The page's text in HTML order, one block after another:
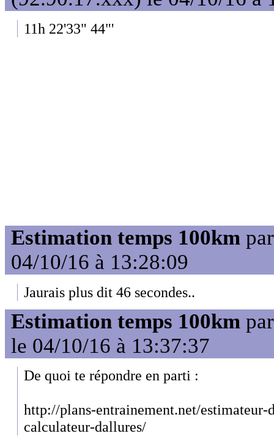
11h 22'33" 44"'
Estimation temps 100km
04/10/16 à 13:28:09
Jaurais plus dit 46 secondes..
Estimation temps 100km
le 04/10/16 à 13:37:37
De quoi te répondre en parti :
http://plans-entrainement.net/estimateur-
calculateur-dallures/